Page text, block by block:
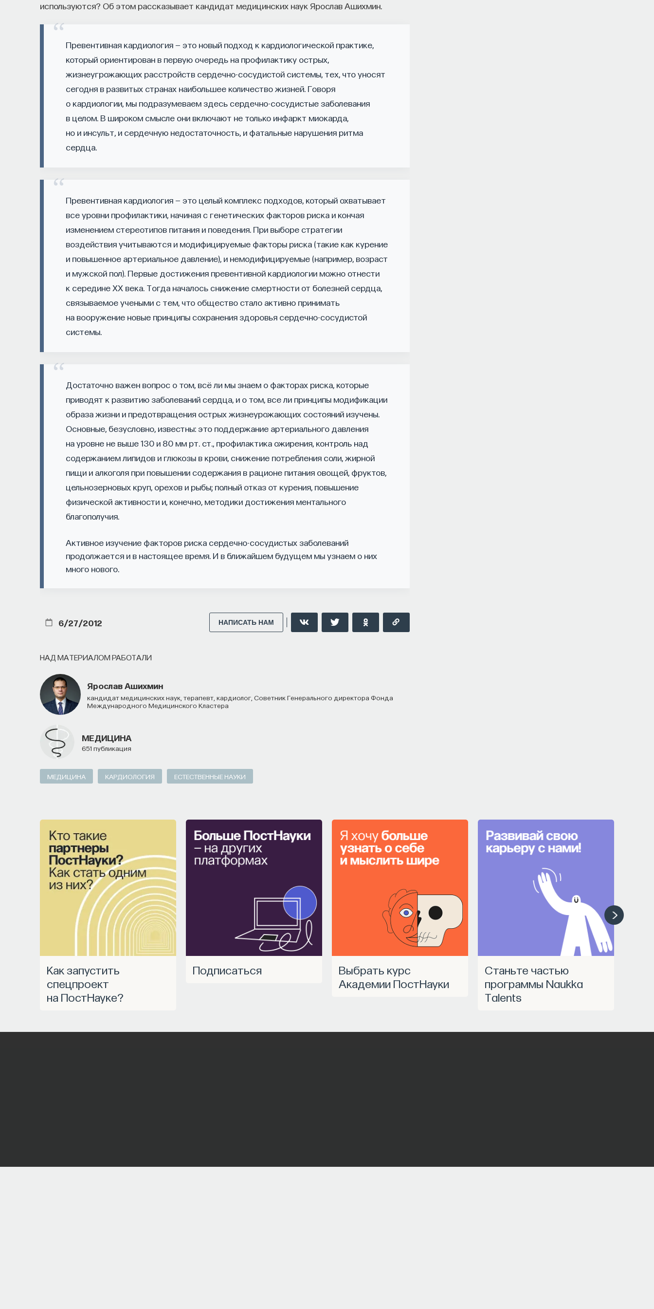
используются? Об этом рассказывает кандидат медицинских наук Ярослав Ашихмин.
Превентивная кардиология — это новый подход к кардиологической практике,
который ориентирован в первую очередь на профилактику острых,
жизнеугрожающих расстройств сердечно-сосудистой системы, тех, что уносят
сегодня в развитых странах наибольшее количество жизней. Говоря
о кардиологии, мы подразумеваем здесь сердечно-сосудистые заболевания
в целом. В широком смысле они включают не только инфаркт миокарда,
но и инсульт, и сердечную недостаточность, и фатальные нарушения ритма
сердца.
Превентивная кардиология — это целый комплекс подходов, который охватывает
все уровни профилактики, начиная с генетических факторов риска и кончая
изменением стереотипов питания и поведения. При выборе стратегии
воздействия учитываются и модифицируемые факторы риска (такие как курение
и повышенное артериальное давление), и немодифицируемые (например, возраст
и мужской пол). Первые достижения превентивной кардиологии можно отнести
к середине XX века. Тогда началось снижение смертности от болезней сердца,
связываемое учеными с тем, что общество стало активно принимать
на вооружение новые принципы сохранения здоровья сердечно-сосудистой
системы.
Достаточно важен вопрос о том, всё ли мы знаем о факторах риска, которые
приводят к развитию заболеваний сердца, и о том, все ли принципы модификации
образа жизни и предотвращения острых жизнеурожающих состояний изучены.
Основные, безусловно, известны: это поддержание артериального давления
на уровне не выше 130 и 80 мм рт. ст., профилактика ожирения, контроль над
содержанием липидов и глюкозы в крови, снижение потребления соли, жирной
пищи и алкоголя при повышении содержания в рационе питания овощей, фруктов,
цельнозерновых круп, орехов и рыбы; полный отказ от курения, повышение
физической активности и, конечно, методики достижения ментального
благополучия.
Активное изучение факторов риска сердечно-сосудистых заболеваний
продолжается и в настоящее время. И в ближайшем будущем мы узнаем о них
много нового.
6/27/2012 НАПИСАТЬ НАМ
НАД МАТЕРИАЛОМ РАБОТАЛИ
Ярослав Ашихмин
кандидат медицинских наук, терапевт, кардиолог, Советник Генерального директора Фонда
Международного Медицинского Кластера
МЕДИЦИНА
651 публикация
МЕДИЦИНА КАРДИОЛОГИЯ ЕСТЕСТВЕННЫЕ НАУКИ
Как запустить
спецпроект
на ПостНауке?
Подписаться
Выбрать курс
Академии ПостНауки
Станьте частью
программы Naukka
Talents
его приручить?
состояние сна для жизни человека? Что происходит с нами, пока мы спим: какие циклы
мы проходим, какие механизмы задействованы? Что нужно сделать, чтобы за ночь наши
ресурсы восполнялись и мы просыпались отдохнувшими.
на курс «Наука сна: как
Пройдя этот курс, вы научитесь:
— Заботиться о качестве своего сна
— Определять, какими способами можно улучшить свой сон
Автор курса:Михаил Полуэктов— врач-сомнолог, доцент кафедры нервных
болезней и нейрохирургии Первого МГМУ им. И. М. Сеченова, заведующий отделением
медицины сна университетской клинической больницы № 3.
3/10/2025
НАД МАТЕРИАЛОМ РАБОТАЛИ
Михаил Полуэктов
МЕДИЦИНА
651 публикация
МЕДИЦИНА СОН СОМНОЛОГИЯ БЕССОННИЦА ЕСТЕСТВЕННЫЕ НАУКИ
НАУКА СНА